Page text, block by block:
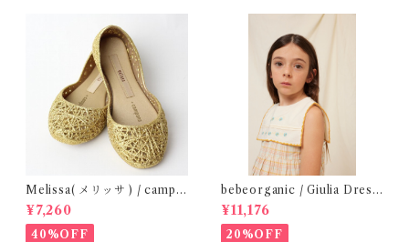
Melissa( メリッサ ) / campa
na ( Gold )28-33
¥7,260
40%OFF
bebeorganic / Giulia Dress
Lagoon Check (2-6y)
¥11,176
20%OFF